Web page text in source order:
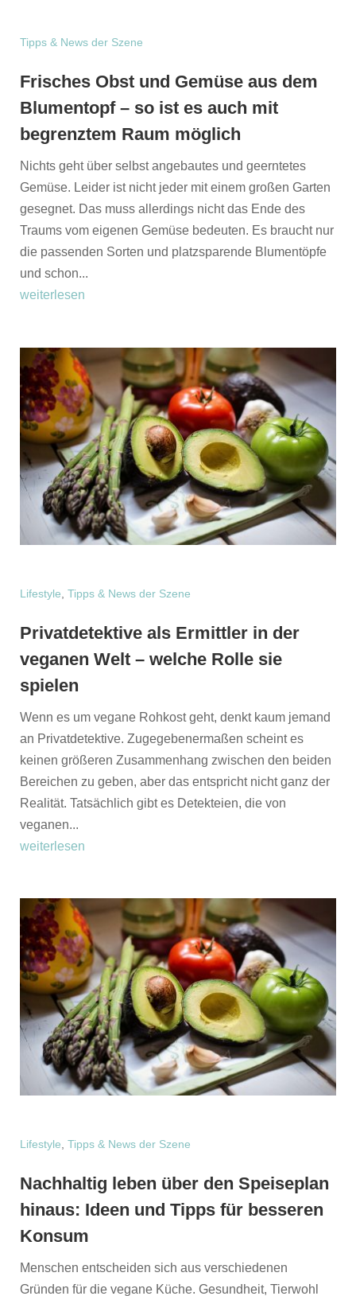
Tipps & News der Szene
Frisches Obst und Gemüse aus dem
Blumentopf – so ist es auch mit
begrenztem Raum möglich
Nichts geht über selbst angebautes und geerntetes
Gemüse. Leider ist nicht jeder mit einem großen Garten
gesegnet. Das muss allerdings nicht das Ende des
Traums vom eigenen Gemüse bedeuten. Es braucht nur
die passenden Sorten und platzsparende Blumentöpfe
und schon...
weiterlesen
Lifestyle ,Tipps & News der Szene
Privatdetektive als Ermittler in der
veganen Welt – welche Rolle sie
spielen
Wenn es um vegane Rohkost geht, denkt kaum jemand
an Privatdetektive. Zugegebenermaßen scheint es
keinen größeren Zusammenhang zwischen den beiden
Bereichen zu geben, aber das entspricht nicht ganz der
Realität. Tatsächlich gibt es Detekteien, die von
veganen...
weiterlesen
Lifestyle,Tipps & News der Szene
Nachhaltig leben über den Speiseplan
hinaus: Ideen und Tipps für besseren
Konsum
Menschen entscheiden sich aus verschiedenen
Gründen für die vegane Küche. Gesundheit, Tierwohl